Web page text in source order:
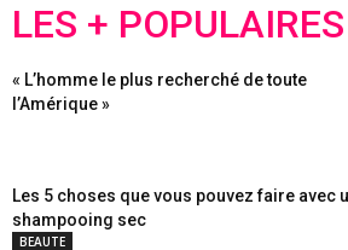
LES + POPULAIRES
« L’homme le plus recherché de toute
l’Amérique »
Les 5 choses que vous pouvez faire avec
shampooing sec
BEAUTE